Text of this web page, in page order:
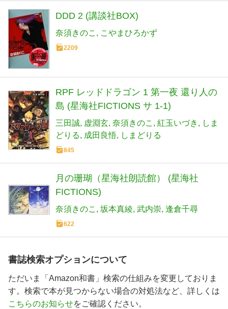
DDD 2 (講談社BOX)
奈須きのこ こやまひろかず
2209
RPF レッドドラゴン 1 第一夜 還り人の
島 (星海社FICTIONS サ 1-1)
三田誠 虚淵玄 奈須きのこ 紅玉いづき
しま
どりる
成田良悟 しまどりる
845
月の珊瑚（星海社朗読館） (星海社
FICTIONS)
奈須きのこ 坂本真綾 武内崇 逢倉千尋
622
書誌検索オプションについて
ただいま「Amazon和書」検索の仕組みを変更しておりま
す。検索で本が見つからない場合の対処法など、詳しくは
こちらのお知らせをご確認ください。